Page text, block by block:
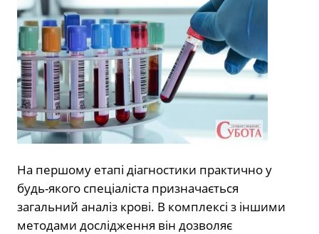
На першому етапі діагностики практично у
будь-якого спеціаліста призначається
загальний аналіз крові. В комплексі з іншими
методами дослідження він дозволяє